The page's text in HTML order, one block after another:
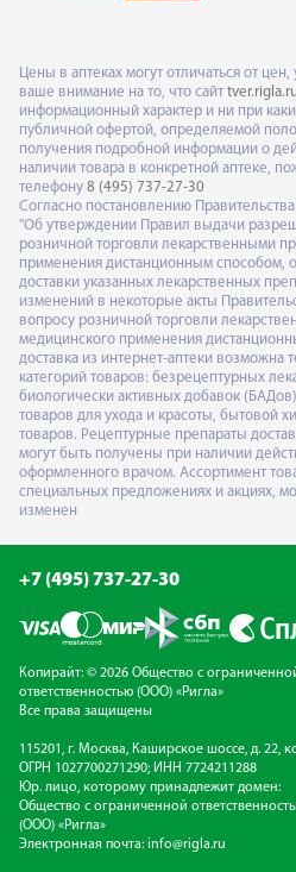
Цены в аптеках могут отличаться от
ваше внимание на то, что сайт
информационный характер и ни при
публичной офертой, определяемой
получения подробной информации о
наличии товара в конкретной аптеке,
телефону 8 (495) 737-27-30
Согласно постановлению
"Об утверждении Правил выдачи
розничной торговли лекарственными
применения дистанционным способом,
доставки указанных лекарственных
изменений в некоторые акты
вопросу розничной торговли
медицинского применения
доставка из интернет-аптеки возможна
категорий товаров: безрецептурных
биологически активных добавок
товаров для ухода и красоты, бытовой
товаров. Рецептурные препараты
могут быть получены при наличии
оформленного врачом. Ассортимент
специальных предложениях и акциях,
изменен
+7 (495) 737-27-30
Копирайт: © 2026 Общество с
ответственностью (ООО) «Ригла»
Все права защищены
115201, г. Москва, Каширское шоссе, д. 22,
ОГРН 1027700271290; ИНН 7724211288
Юр. лицо, которому принадлежит домен:
Общество с ограниченной
(ООО) «Ригла»
Электронная почта: info@rigla.ru